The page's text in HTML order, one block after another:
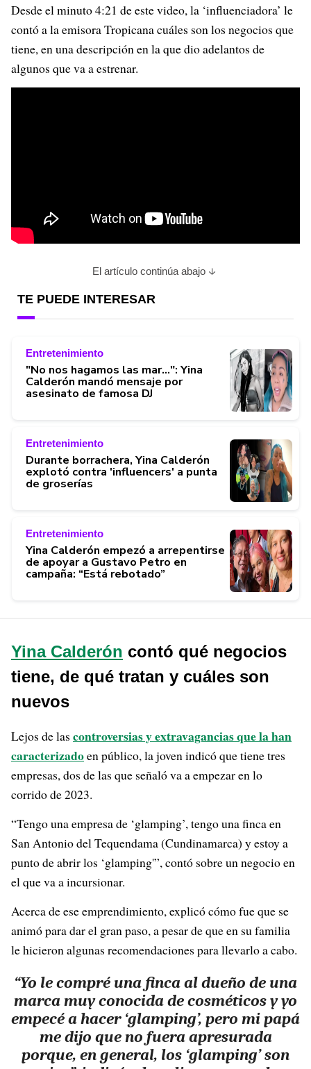
Desde el minuto 4:21 de este video, la ‘influenciadora’ le
contó a la emisora Tropicana cuáles son los negocios que
tiene, en una descripción en la que dio adelantos de
algunos que va a estrenar.
El artículo continúa abajo
TE PUEDE INTERESAR
Entretenimiento
"No nos hagamos las mar...": Yina
Calderón mandó mensaje por
asesinato de famosa DJ
Entretenimiento
Durante borrachera, Yina Calderón
explotó contra 'influencers' a punta
de groserías
Entretenimiento
Yina Calderón empezó a arrepentirse
de apoyar a Gustavo Petro en
campaña: “Está rebotado”
Yina Calderón contó qué negocios
tiene, de qué tratan y cuáles son
nuevos
Lejos de las controversias y extravagancias que la han
caracterizadoen público, la joven indicó que tiene tres
empresas, dos de las que señaló va a empezar en lo
corrido de 2023.
“Tengo una empresa de ‘glamping’, tengo una finca en
San Antonio del Tequendama (Cundinamarca) y estoy a
punto de abrir los ‘glamping'”, contó sobre un negocio en
el que va a incursionar.
Acerca de ese emprendimiento, explicó cómo fue que se
animó para dar el gran paso, a pesar de que en su familia
le hicieron algunas recomendaciones para llevarlo a cabo.
“Yo le compré una finca al dueño de una
marca muy conocida de cosméticos y yo
empecé a hacer ‘glamping’, pero mi papá
me dijo que no fuera apresurada
porque, en general, los ‘glamping’ son